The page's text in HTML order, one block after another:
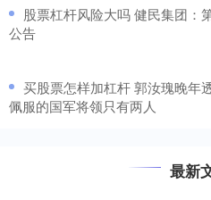
股票杠杆风险大吗 健民集团：
公告
买股票怎样加杠杆 郭汝瑰晚年
佩服的国军将领只有两人
最新